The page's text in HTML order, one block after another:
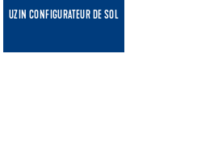
UZIN CONFIGURATEUR DE SOL